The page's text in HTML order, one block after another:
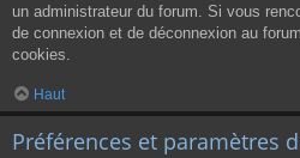
un administrateur du forum. Si vous
de connexion et de déconnexion au
cookies.
Haut
Préférences et paramètres